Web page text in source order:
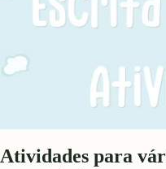
Atividades para